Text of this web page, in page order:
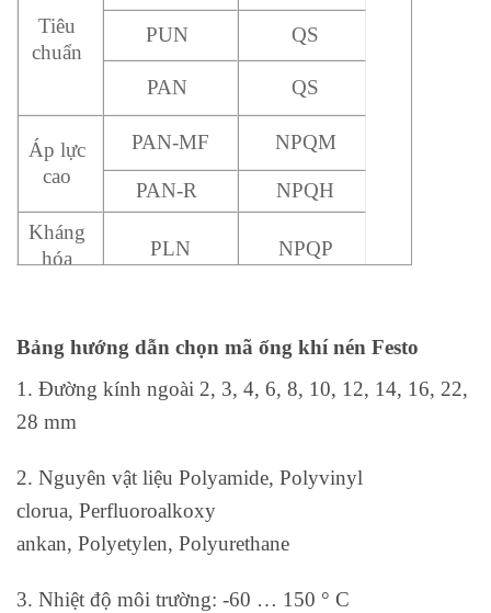
Tiêu
chuẩn
PUN QS
PAN QS
Áp lực
cao
PAN-MF NPQM
PAN-R
NPQH
Kháng
hóa
toàn và
thủy
phân
kháng.
PLN NPQP
PFAN/PTFEN NPCK/CRQS
Bảng hướng dẫn chọn mã ống khí nén Festo
1. Đường kính ngoài 2, 3, 4, 6, 8, 10, 12, 14, 16, 22,
28 mm
2. Nguyên vật liệu Polyamide, Polyvinyl
clorua, Perfluoroalkoxy
ankan, Polyetylen, Polyurethane
3. Nhiệt độ môi trường: -60 … 150 ° C